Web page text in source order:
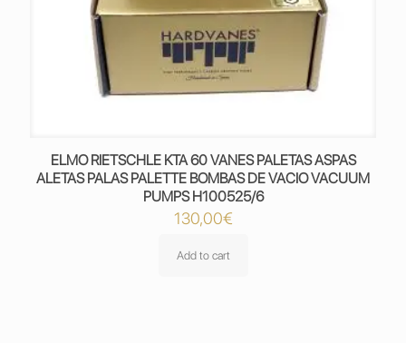
ELMO RIETSCHLE KTA 60 VANES PALETAS ASPAS
ALETAS PALAS PALETTE BOMBAS DE VACIO VACUUM
PUMPS H100525/6
130,00€
Add to cart